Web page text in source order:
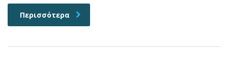
Περισσότερα